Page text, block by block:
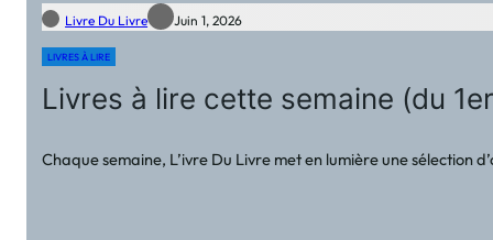
Livre Du Livre Juin 1, 2026
LIVRES À LIRE
Livres à lire cette semaine (du
Chaque semaine, L’ivre Du Livre met en lumière une